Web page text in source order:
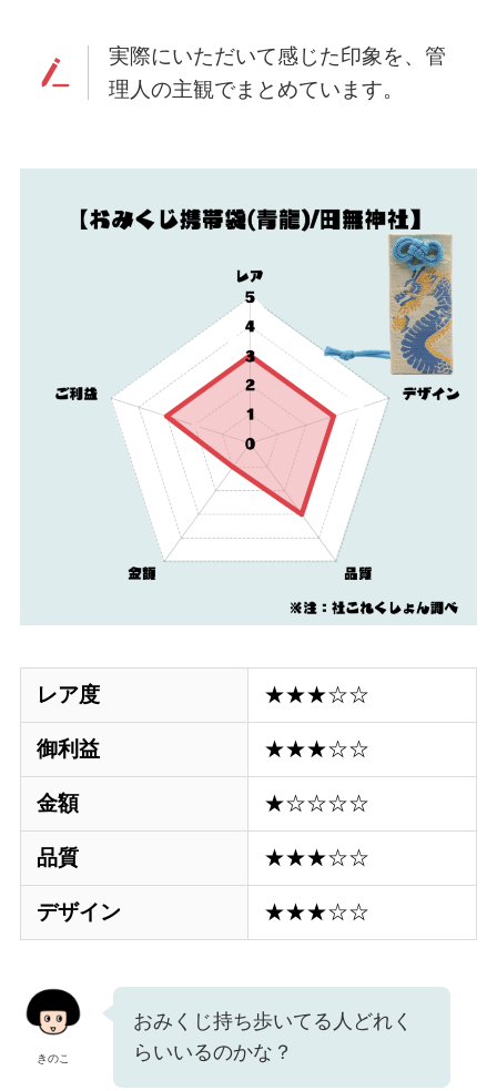
実際にいただいて感じた印象を、管
理人の主観でまとめています。
レア度 ★★★☆☆
御利益 ★★★☆☆
金額 ★☆☆☆☆
品質 ★★★☆☆
デザイン ★★★☆☆
きのこ
おみくじ持ち歩いてる人どれく
らいいるのかな？